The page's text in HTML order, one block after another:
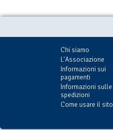
Chi siamo
L'Associazione
Informazioni sui
pagamenti
Informazioni sulle
spedizioni
Come usare il sito